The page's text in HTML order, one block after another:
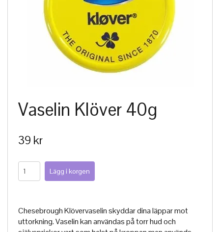
Vaselin Klöver 40g
39 kr
Chesebrough Klövervaselin skyddar dina läppar mot
uttorkning. Vaselin kan användas på torr hud och